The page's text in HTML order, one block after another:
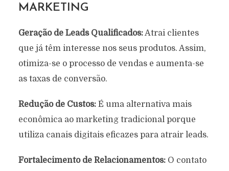
MARKETING
Geração de Leads Qualificados:Atrai clientes
que já têm interesse nos seus produtos. Assim,
otimiza-se o processo de vendas e aumenta-se
as taxas de conversão.
Redução de Custos:É uma alternativa mais
econômica ao marketing tradicional porque
utiliza canais digitais eficazes para atrair leads.
Fortalecimento de Relacionamentos:O contato